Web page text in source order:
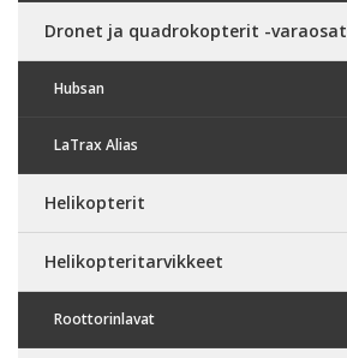
Dronet ja quadrokopterit -varaosat
Hubsan
LaTrax Alias
Helikopterit
Helikopteritarvikkeet
Roottorinlavat